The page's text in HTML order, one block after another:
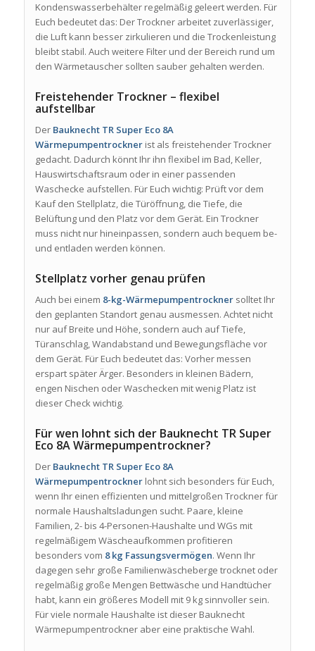
Kondenswasserbehälter regelmäßig geleert werden. Für
Euch bedeutet das: Der Trockner arbeitet zuverlässiger,
die Luft kann besser zirkulieren und die Trockenleistung
bleibt stabil. Auch weitere Filter und der Bereich rund um
den Wärmetauscher sollten sauber gehalten werden.
Freistehender Trockner – flexibel
aufstellbar
Der Bauknecht TR Super Eco 8A
Wärmepumpentrocknerist als freistehender Trockner
gedacht. Dadurch könnt Ihr ihn flexibel im Bad, Keller,
Hauswirtschaftsraum oder in einer passenden
Waschecke aufstellen. Für Euch wichtig: Prüft vor dem
Kauf den Stellplatz, die Türöffnung, die Tiefe, die
Belüftung und den Platz vor dem Gerät. Ein Trockner
muss nicht nur hineinpassen, sondern auch bequem be-
und entladen werden können.
Stellplatz vorher genau prüfen
Auch bei einem 8-kg-Wärmepumpentrocknersolltet Ihr
den geplanten Standort genau ausmessen. Achtet nicht
nur auf Breite und Höhe, sondern auch auf Tiefe,
Türanschlag, Wandabstand und Bewegungsfläche vor
dem Gerät. Für Euch bedeutet das: Vorher messen
erspart später Ärger. Besonders in kleinen Bädern,
engen Nischen oder Waschecken mit wenig Platz ist
dieser Check wichtig.
Für wen lohnt sich der Bauknecht TR Super
Eco 8A Wärmepumpentrockner?
Der Bauknecht TR Super Eco 8A
Wärmepumpentrocknerlohnt sich besonders für Euch,
wenn Ihr einen effizienten und mittelgroßen Trockner für
normale Haushaltsladungen sucht. Paare, kleine
Familien, 2- bis 4-Personen-Haushalte und WGs mit
regelmäßigem Wäscheaufkommen profitieren
besonders vom 8 kg Fassungsvermögen. Wenn Ihr
dagegen sehr große Familienwäscheberge trocknet oder
regelmäßig große Mengen Bettwäsche und Handtücher
habt, kann ein größeres Modell mit 9 kg sinnvoller sein.
Für viele normale Haushalte ist dieser Bauknecht
Wärmepumpentrockner aber eine praktische Wahl.